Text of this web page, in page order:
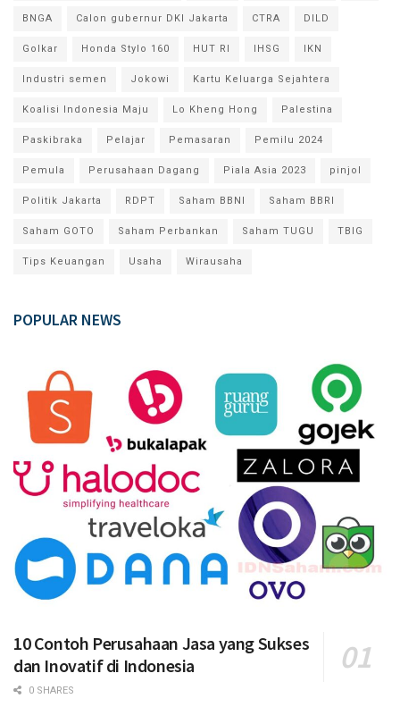
BNGA Calon gubernur DKI Jakarta CTRA DILD
Golkar Honda Stylo 160 HUT RI IHSG IKN
Industri semen Jokowi Kartu Keluarga Sejahtera
Koalisi Indonesia Maju Lo Kheng Hong Palestina
Paskibraka Pelajar Pemasaran Pemilu 2024
Pemula Perusahaan Dagang Piala Asia 2023 pinjol
Politik Jakarta RDPT Saham BBNI Saham BBRI
Saham GOTO Saham Perbankan Saham TUGU TBIG
Tips Keuangan Usaha Wirausaha
POPULAR NEWS
10 Contoh Perusahaan Jasa yang Sukses
dan Inovatif di Indonesia
0 SHARES